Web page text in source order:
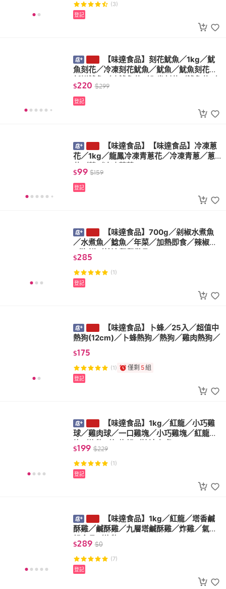
(3)
登記
【味達食品】刻花魷魚／1kg／魷
魚刻花／冷凍刻花魷魚／魷魚／魷魚刻花／
新鮮魷魚／凍魷魚花／全卷刻花／魷魚花／
海鮮
$220 $299
登記
【味達食品】【味達食品】冷凍蔥
花／1kg／龍鳳冷凍青蔥花／冷凍青蔥／蔥
花／蔥／冷凍蔬菜
$99 $159
登記
【味達食品】700g／剁椒水煮魚
／水煮魚／鯰魚／年菜／加熱即食／辣椒魚
／海鮮／普渡拜拜供品
$285
(1)
登記
【味達食品】卜蜂／25入／超值中
熱狗(12cm)／卜蜂熱狗／熱狗／雞肉熱狗／
$175
(1) 僅剩 5組
登記
【味達食品】1kg／紅龍／小巧雞
球／雞肉球／一口雞塊／小巧雞塊／紅龍雞
塊／炸物／氣炸鍋／快速上桌
$199 $229
(1)
登記
【味達食品】1kg／紅龍／塔香鹹
酥雞／鹹酥雞／九層塔鹹酥雞／炸雞／氣炸
鍋食品／炸物
$289 $0
(7)
登記